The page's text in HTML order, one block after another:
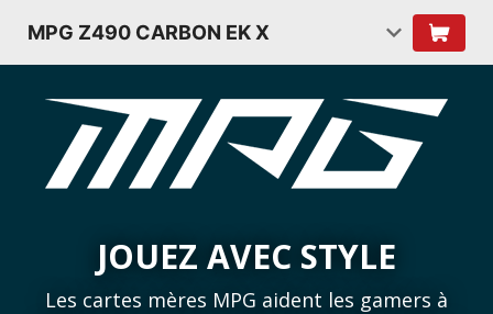
MPG Z490 CARBON EK X
JOUEZ AVEC STYLE
Les cartes mères MPG aident les gamers à